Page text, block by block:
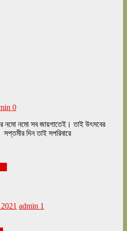
0
নমো নমো সব জায়গাতেই। তাই উৎসবের
দিন তাই সপরিবারে
admin 1